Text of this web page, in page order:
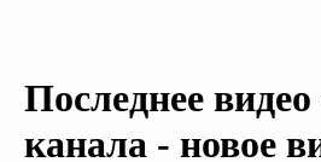
Последнее
канала - новое